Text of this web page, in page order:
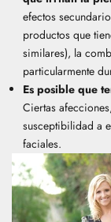
efectos
productos que
similares), la
particularmente
Es posible que
Ciertas
susceptibilidad a
faciales.